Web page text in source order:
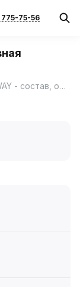
75-56
Полироль кузова крупноабразивная RUNWAY - состав, обладающий абразивными свойствами, предназначенный для удаления глубоких рисок и царапин, для снятия сильно окисленного или помутневшего верхнего слоя краски.